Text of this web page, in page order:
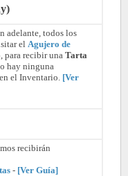
adelante, todos los
el Agujero de
para recibir una Tarta
hay ninguna
el Inventario. [Ver
recibirán
- [Ver Guía]